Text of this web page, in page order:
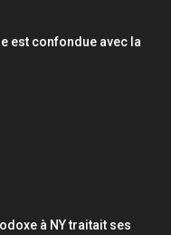
est confondue avec la
à NY traitait ses